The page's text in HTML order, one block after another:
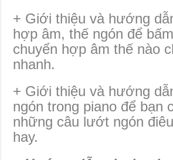
+ Giới thiệu và hướng
hợp âm, thế ngón để
chuyển hợp âm thế nào
nhanh.
+ Giới thiệu và hướng
ngón trong piano để bạn
những câu lướt ngón
hay.